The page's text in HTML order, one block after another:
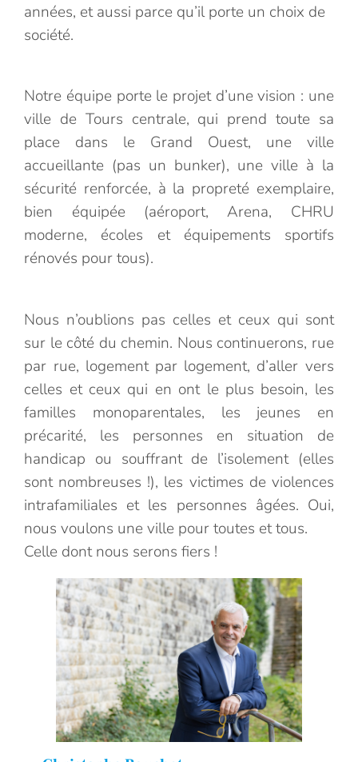
années, et aussi parce qu’il porte un choix de
société.
Notre équipe porte le projet d’une vision : une
ville de Tours centrale, qui prend toute sa
place dans le Grand Ouest, une ville
accueillante (pas un bunker), une ville à la
sécurité renforcée, à la propreté exemplaire,
bien équipée (aéroport, Arena, CHRU
moderne, écoles et équipements sportifs
rénovés pour tous).
Nous n’oublions pas celles et ceux qui sont
sur le côté du chemin. Nous continuerons, rue
par rue, logement par logement, d’aller vers
celles et ceux qui en ont le plus besoin, les
familles monoparentales, les jeunes en
précarité, les personnes en situation de
handicap ou souffrant de l’isolement (elles
sont nombreuses !), les victimes de violences
intrafamiliales et les personnes âgées. Oui,
nous voulons une ville pour toutes et tous.
Celle dont nous serons fiers !